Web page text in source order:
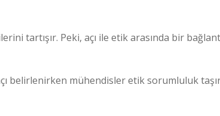
tartışır. Peki, açı ile etik arasında bir
belirlenirken mühendisler etik sorumluluk